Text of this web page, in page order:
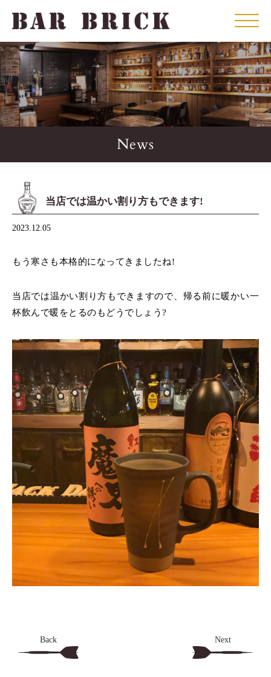
Click
News
当店では温かい割り方もできます!
2023.12.05
もう寒さも本格的になってきましたね!
当店では温かい割り方もできますので、 帰る前に暖かい一
杯飲んで暖をとるのもどうでしょう?
Back Next